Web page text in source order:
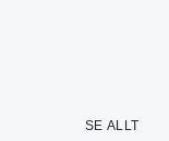
SE ALLT